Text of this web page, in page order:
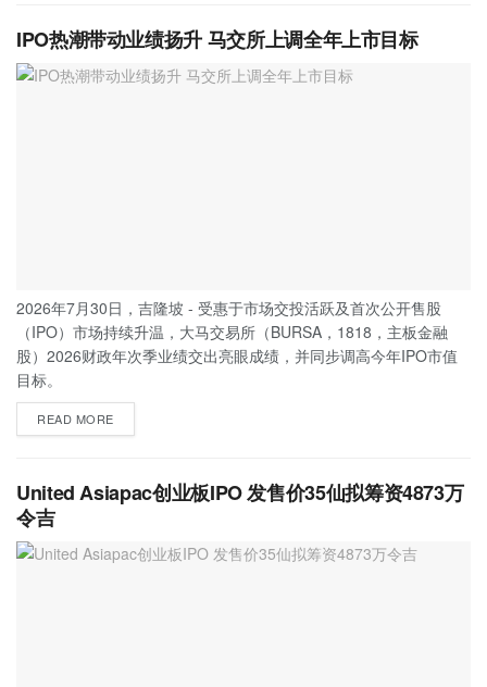
IPO热潮带动业绩扬升 马交所上调全年上市目标
2026年7月30日，吉隆坡 - 受惠于市场交投活跃及首次公开售股
（IPO）市场持续升温，大马交易所（BURSA，1818，主板金融
股）2026财政年次季业绩交出亮眼成绩，并同步调高今年IPO市值
目标。
READ MORE
United Asiapac创业板IPO 发售价35仙拟筹资4873万
令吉